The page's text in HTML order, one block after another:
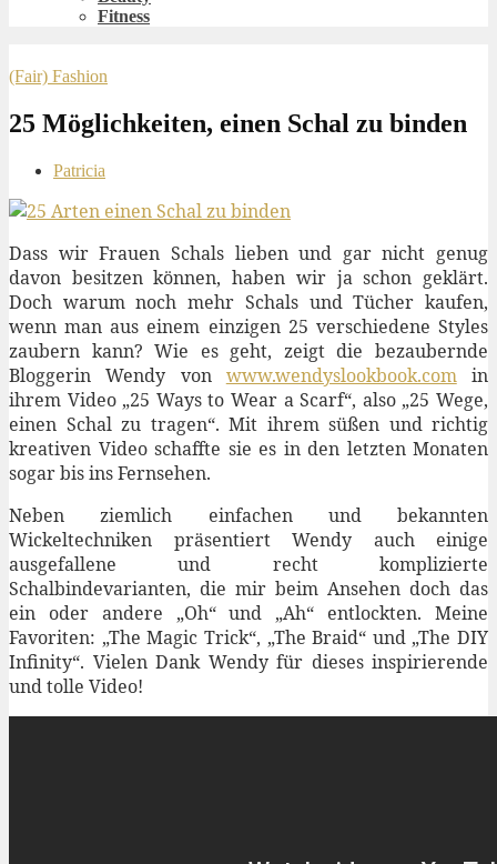
Fitness
(Fair) Fashion
25 Möglichkeiten, einen Schal zu binden
Patricia
Dass wir Frauen Schals lieben und gar nicht genug
davon besitzen können, haben wir ja schon geklärt.
Doch warum noch mehr Schals und Tücher kaufen,
wenn man aus einem einzigen 25 verschiedene Styles
zaubern kann? Wie es geht, zeigt die bezaubernde
Bloggerin Wendy von www.wendyslookbook.comin
ihrem Video „25 Ways to Wear a Scarf“, also „25 Wege,
einen Schal zu tragen“. Mit ihrem süßen und richtig
kreativen Video schaffte sie es in den letzten Monaten
sogar bis ins Fernsehen.
Neben ziemlich einfachen und bekannten
Wickeltechniken präsentiert Wendy auch einige
ausgefallene und recht komplizierte
Schalbindevarianten, die mir beim Ansehen doch das
ein oder andere „Oh“ und „Ah“ entlockten. Meine
Favoriten: „The Magic Trick“, „The Braid“ und „The DIY
Infinity“. Vielen Dank Wendy für dieses inspirierende
und tolle Video!